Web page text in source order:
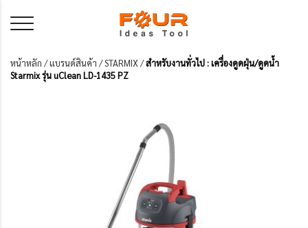
หน้าหลัก /แบรนด์สินค้า /STARMIX /สำหรับงานทั่วไป : เครื่องดูดฝุ่น/ดูดน้ำ
Starmix รุ่น uClean LD-1435 PZ